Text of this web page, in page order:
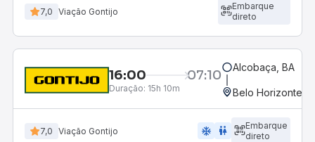
7,0 Viação Gontijo
Embarque
direto
16:00 07:10
Duração: 15h 10m
Alcobaça, BA
Belo Horizonte,
7,0 Viação Gontijo ac_unit wc
Embarque
direto